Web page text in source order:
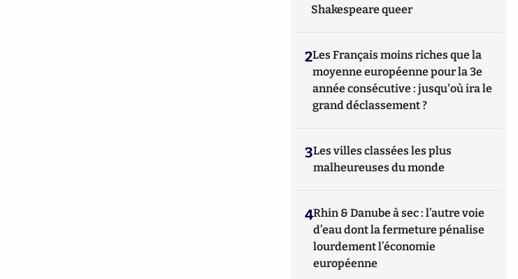
Shakespeare queer
2Les Français moins riches que la
moyenne européenne pour la 3e
année consécutive : jusqu'où ira le
grand déclassement ?
3Les villes classées les plus
malheureuses du monde
4Rhin & Danube à sec : l’autre voie
d’eau dont la fermeture pénalise
lourdement l’économie
européenne